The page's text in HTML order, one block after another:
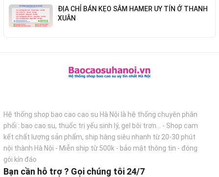
ĐỊA CHỈ BÁN KẸO SÂM HAMER UY TÍN Ở THANH
XUÂN
Hệ thống shop bao cao cao su Hà Nội là hệ thống chuyên phân
phối : bao cao su, thuốc trị yếu sinh lý, gel bôi trơn... - Shop cam
kết chất lượng sản phẩm, ship hàng siêu nhanh từ 20-30 phút
nội thành Hà Nội - Miễn ship từ 500k - bảo mật thông tin - đóng
gói kín đáo
Bạn cần hỗ trợ ? Gọi chúng tôi 24/7